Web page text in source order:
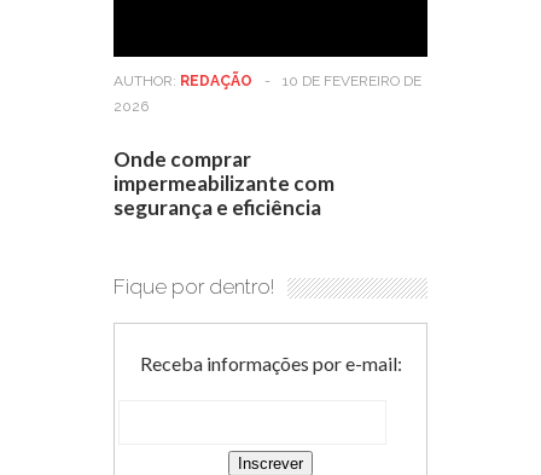
AUTHOR: REDAÇÃO -
10 DE FEVEREIRO DE
2026
Onde comprar
impermeabilizante com
segurança e eficiência
Fique por dentro!
Receba informações por e-mail: